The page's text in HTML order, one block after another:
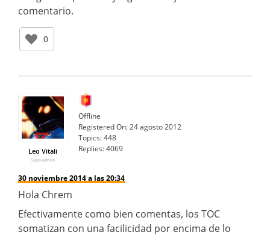
comentario.
0
Leo Vitali
SuperAdmin
Offline
Registered On:24 agosto 2012
Topics:448
Replies:4069
30 noviembre 2014 a las 20:34
Hola Chrem
Efectivamente como bien comentas, los TOC
somatizan con una facilicidad por encima de lo